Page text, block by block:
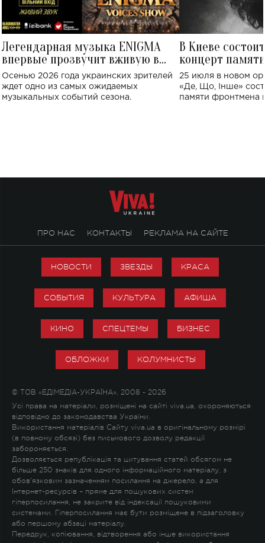
Легендарная музыка ENIGMA
впервые прозвучит вживую в
Украине: где состоится концерт
Осенью 2026 года украинских зрителей
ждет одно из самых ожидаемых
музыкальных событий сезона.
В Киеве
концерт
Клименко:
исполнят песни
25 июля в новом
«Де, Що, Інше»
памяти фронтмена
ПРО НАС КОНТАКТЫ РЕКЛАМА НА САЙТЕ
НОВОСТИ ЗВЕЗДЫ КРАСА
СОБЫТИЯ КУЛЬТУРА АФИША
КИНО СПЕЦТЕМЫ БИЗНЕС
ОБЛОЖКИ КОЛУМНИСТЫ
© ТОВ «ЕДІМЕДІА-УКРАЇНА», 2008 - 2026
Усі права на матеріали, розміщені на сайті viva.ua, охороняються
відповідно до законодавства України.
Використання матеріалів Сайту viva.ua в оригінальному розмірі
(в повному обсязі) без письмового дозволу редакції
забороняється.
Дозволяється републікація та цитування статей обсягом не
більше 250 знаків для одного інформаційного матеріалу, з
обов'язковим зазначенням посилання на джерело, а для
Інтернет-ресурсів – пряме для пошукових систем
гіперпосилання, не закрите від індексації пошуковими
системами. Гіперпосилання має бути розміщене в підзаголовку
або першому абзаці матеріалу.
Передрук, копіювання, відтворення або інше використання